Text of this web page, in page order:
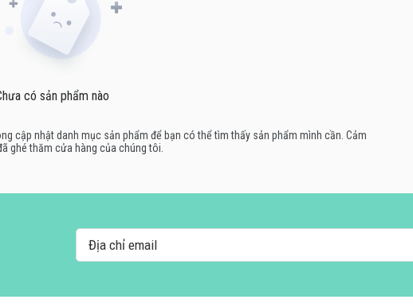
có sản phẩm nào
cập nhật danh mục sản phẩm để bạn có thể tìm thấy sản phẩm mình cần. Cảm
ghé thăm cửa hàng của chúng tôi.